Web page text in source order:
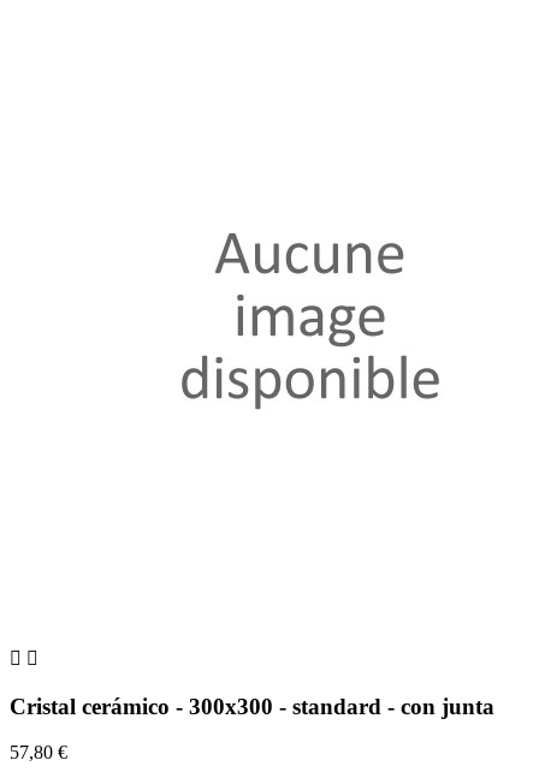
 
Cristal cerámico - 300x300 - standard - con junta
57,80 €